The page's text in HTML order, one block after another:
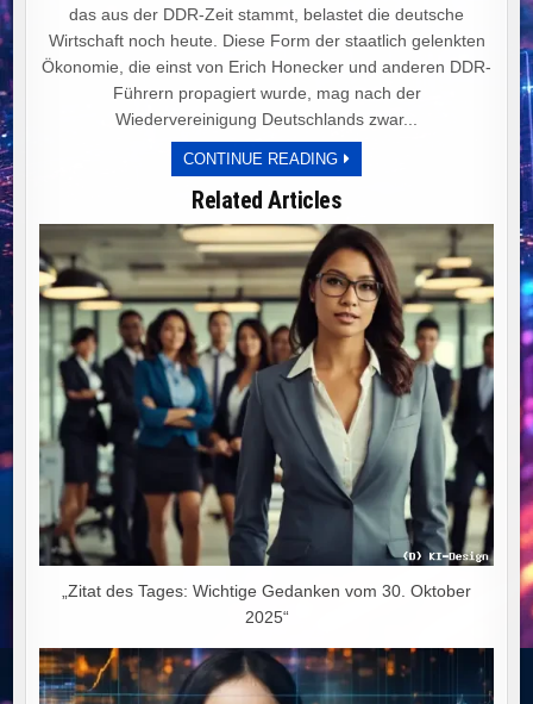
das aus der DDR-Zeit stammt, belastet die deutsche
Wirtschaft noch heute. Diese Form der staatlich gelenkten
Ökonomie, die einst von Erich Honecker und anderen DDR-
Führern propagiert wurde, mag nach der
Wiedervereinigung Deutschlands zwar...
CONTINUE READINGPLANWIRTSCHAFT
UND
DEUTSCHLANDS
WEG
IN
DEN
WIRTSCHAFTLICHEN
NIEDERGANG
Related Articles
„Zitat des Tages: Wichtige Gedanken vom 30. Oktober
2025“